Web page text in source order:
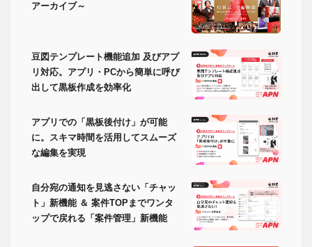
アーカイブ～
豆図テンプレート機能追加 及びアプ
リ対応。アプリ・PCから簡単に呼び
出して黒板作成を効率化
アプリでの「黒板後付け」が可能
に。スキマ時間を活用してスムーズ
な編集を実現
自分宛の通知を見逃さない「チャッ
ト」新機能 ＆ 案件TOPまでワンタ
ップで戻れる「案件管理」新機能